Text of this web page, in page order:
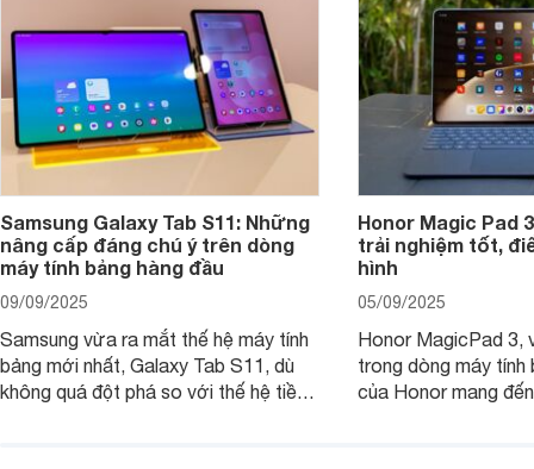
đầu, tối ưu trải nghiệm của người sử
dụng.
Samsung Galaxy Tab S11: Những
nâng cấp đáng chú ý trên dòng
máy tính bảng hàng đầu
09/09/2025
Samsung vừa ra mắt thế hệ máy tính
bảng mới nhất, Galaxy Tab S11, dù
không quá đột phá so với thế hệ tiền
Honor Magic Pad
trải nghiệm tốt,
hình
05/09/2025
Honor MagicPad 3,
trong dòng máy tính
của Honor mang